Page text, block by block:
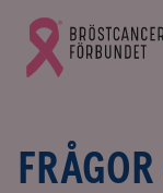
Gå
till